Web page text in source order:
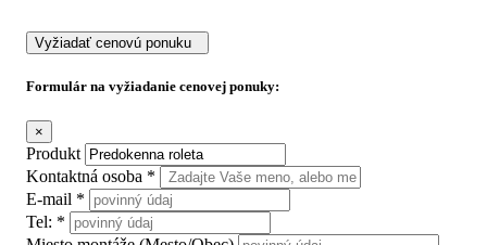
Vyžiadať cenovú ponuku
Formulár na vyžiadanie cenovej ponuky:
×
Produkt
Kontaktná osoba *
E-mail *
Tel: *